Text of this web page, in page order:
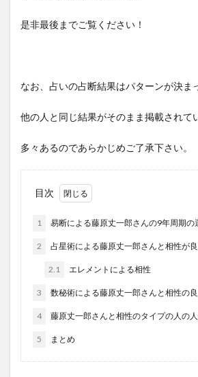
是非最後までご覧ください！
なお、占いの占断結果はパターンが決ま
他の人と同じ結果がそのまま掲載されて
多々あるのであらかじめご了承下さい。
目次
1 易断による藤原丈一郎さんの9年周期の
2 占星術による藤原丈一郎さんと相性が
2.1 エレメントによる相性
3 数秘術による藤原丈一郎さんと相性の
4 藤原丈一郎さんと相性のタイプの人の
5 まとめ